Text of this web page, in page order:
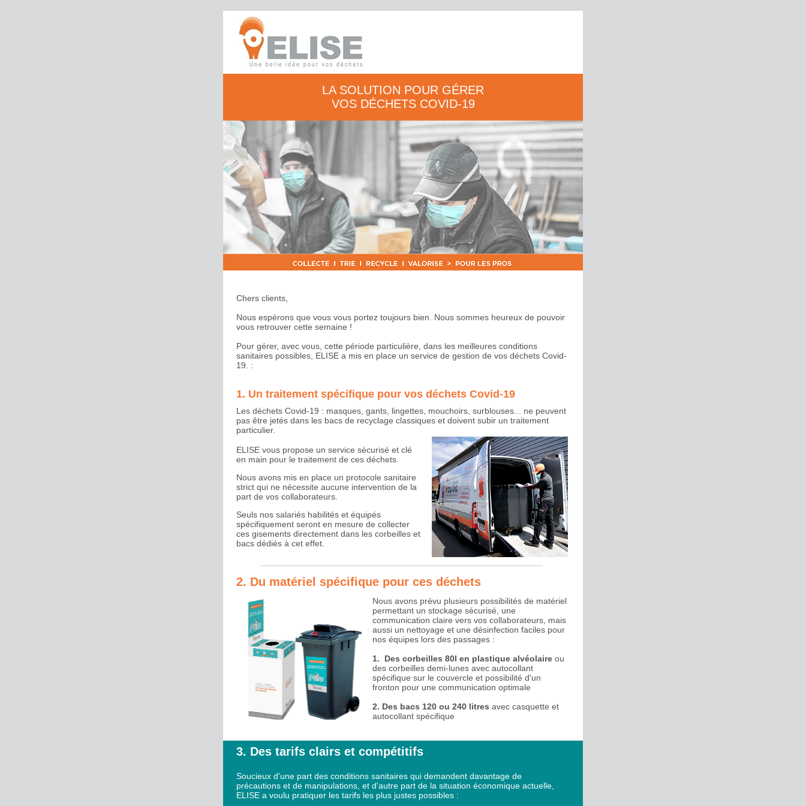
LA SOLUTION POUR GÉRER
VOS DÉCHETS COVID-19
Chers clients,
Nous espérons que vous vous portez toujours bien. Nous sommes heureux de pouvoir
vous retrouver cette semaine !
Pour gérer, avec vous, cette période particulière, dans les meilleures conditions
sanitaires possibles, ELISE a mis en place un service de gestion de vos déchets Covid-
19. :
1. Un traitement spécifique pour vos déchets Covid-19
Les déchets Covid-19 : masques, gants, lingettes, mouchoirs, surblouses... ne peuvent
pas être jetés dans les bacs de recyclage classiques et doivent subir un traitement
particulier.
ELISE vous propose un service sécurisé et clé
en main pour le traitement de ces déchets.
Nous avons mis en place un protocole sanitaire
strict qui ne nécessite aucune intervention de la
part de vos collaborateurs.
Seuls nos salariés habilités et équipés
spécifiquement seront en mesure de collecter
ces gisements directement dans les corbeilles et
bacs dédiés à cet effet.
2. Du matériel spécifique pour ces déchets
Nous avons prévu plusieurs possibilités de matériel
permettant un stockage sécurisé, une
communication claire vers vos collaborateurs, mais
aussi un nettoyage et une désinfection faciles pour
nos équipes lors des passages :
1. Des corbeilles 80l en plastique alvéolaire ou
des corbeilles demi-lunes avec autocollant
spécifique sur le couvercle et possibilité d'un
fronton pour une communication optimale
2. Des bacs 120 ou 240 litres avec casquette et
autocollant spécifique
3. Des tarifs clairs et compétitifs
Soucieux d'une part des conditions sanitaires qui demandent davantage de
précautions et de manipulations, et d'autre part de la situation économique actuelle,
ELISE a voulu pratiquer les tarifs les plus justes possibles :